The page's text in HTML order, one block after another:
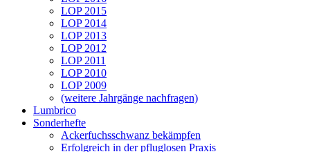
LOP 2015
LOP 2014
LOP 2013
LOP 2012
LOP 2011
LOP 2010
LOP 2009
(weitere Jahrgänge nachfragen)
Lumbrico
Sonderhefte
Ackerfuchsschwanz bekämpfen
Erfolgreich in der pfluglosen Praxis